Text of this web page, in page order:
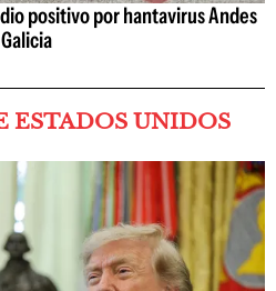
positivo por hantavirus Andes
ESTADOS UNIDOS